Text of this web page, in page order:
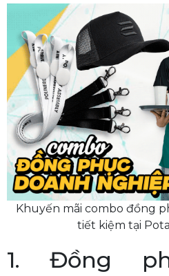
Khuyến mãi combo đồng
tiết kiệm tại
1. Đồng